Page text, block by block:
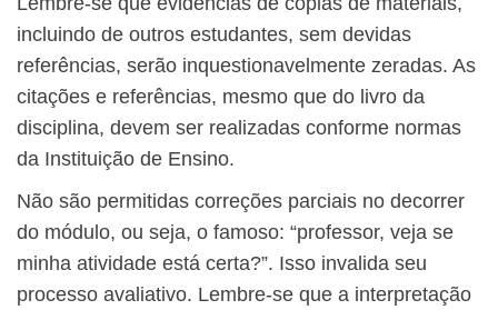
incluindo de outros estudantes, sem devidas
referências, serão inquestionavelmente zeradas. As
citações e referências, mesmo que do livro da
disciplina, devem ser realizadas conforme normas
da Instituição de Ensino.
Não são permitidas correções parciais no decorrer
do módulo, ou seja, o famoso: “professor, veja se
minha atividade está certa?”. Isso invalida seu
processo avaliativo. Lembre-se que a interpretação